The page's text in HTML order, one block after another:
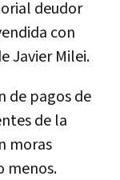
deudor
con
Javier Milei.
de pagos de
de la
moras
menos.